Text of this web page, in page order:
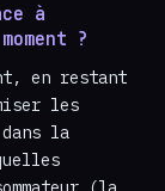
à
?
en restant
les
la